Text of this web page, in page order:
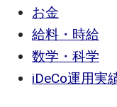
お金
給料・時給
数学・科学
iDeCo運用実